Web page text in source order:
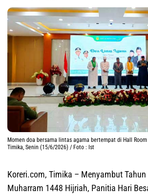
Momen doa bersama lintas agama bertempat di Hall
Timika, Senin (15/6/2026) / Foto : Ist
Koreri.com, Timika – Menyambut Tahun
Muharram 1448 Hijriah, Panitia Hari